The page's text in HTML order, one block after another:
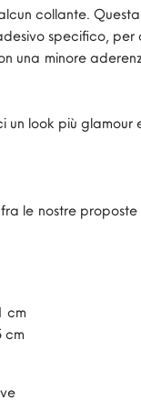
collante.
specifico,
minore
un look più
le nostre
cm
cm